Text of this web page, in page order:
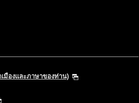
มืองและภาษาของท่าน)